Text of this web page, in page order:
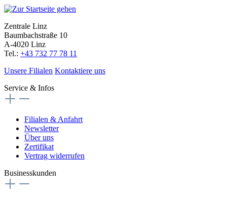
Zentrale Linz
Baumbachstraße 10
A-4020 Linz
Tel.: +43 732 77 78 11
Unsere Filialen Kontaktiere uns
Service & Infos
Filialen & Anfahrt
Newsletter
Über uns
Zertifikat
Vertrag widerrufen
Businesskunden